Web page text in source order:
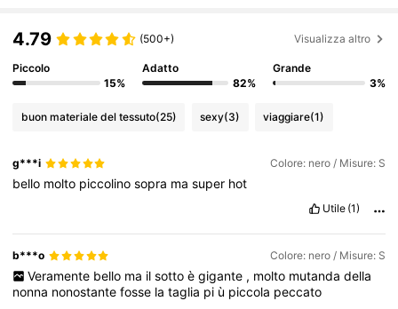
4.79 (500+) Visualizza altro
Piccolo
15%
Adatto
82%
Grande
3%
buon materiale del tessuto(25) sexy(3) viaggiare(1)
g***i Colore: nero / Misure: S
bello molto piccolinosopra masuper hot
Utile (1)
b***o Colore: nero / Misure: S
Veramente bello ma il sotto è gigante , molto mutanda della
nonna nonostantefosse lataglia pi ù piccola peccato